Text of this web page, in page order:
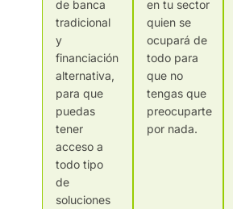
de banca
tradicional
y
financiación
alternativa,
para que
puedas
tener
acceso a
todo tipo
de
soluciones
en tu sector
quien se
ocupará de
todo para
que no
tengas que
preocuparte
por nada.